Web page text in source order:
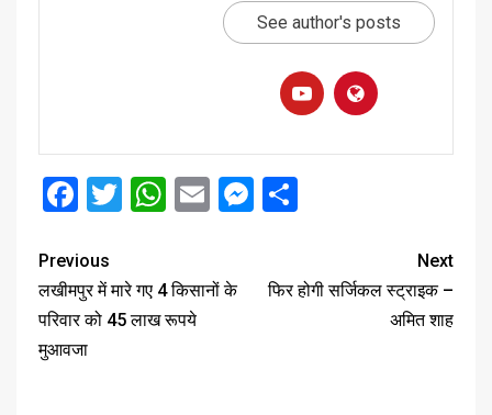
See author's posts
Facebook
Twitter
WhatsApp
EmailMessenger
Previous
लखीमपुर में मारे गए 4 किसानों के
परिवार को 45 लाख रूपये
मुआवजा
Next
फिर होगी सर्जिकल स्ट्राइक –
अमित शाह